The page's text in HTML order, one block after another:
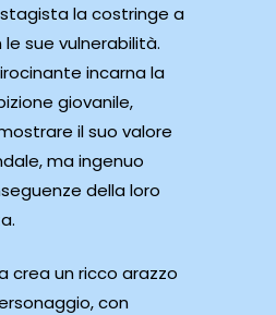
la costringe a
sue vulnerabilità.
incarna la
giovanile,
il suo valore
ma ingenuo
della loro
crea un ricco arazzo
con